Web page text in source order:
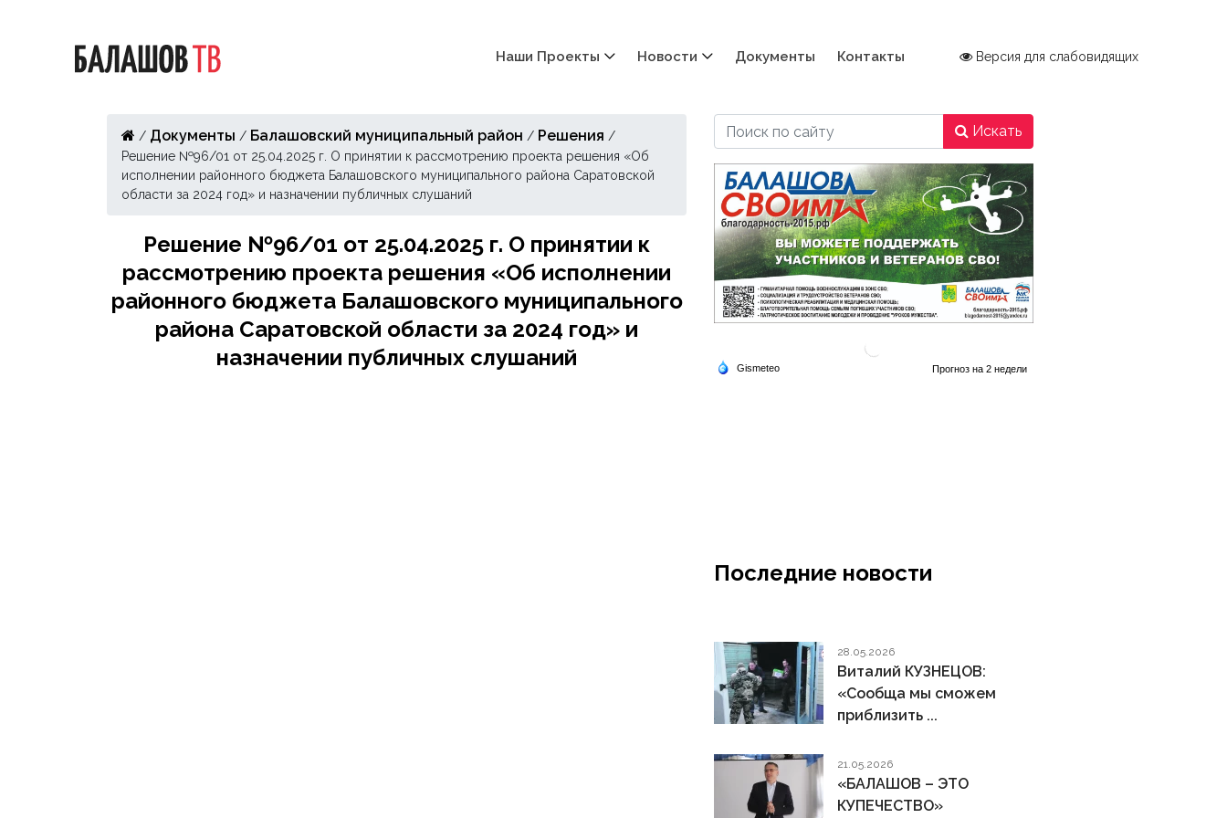
Наши Проекты Новости Документы Контакты Версия для слабовидящих
/ Документы / Балашовский муниципальный район / Решения /
Решение №96/01 от 25.04.2025 г. О принятии к рассмотрению проекта решения «Об
исполнении районного бюджета Балашовского муниципального района Саратовской
области за 2024 год» и назначении публичных слушаний
Решение №96/01 от 25.04.2025 г. О принятии к
рассмотрению проекта решения «Об исполнении
районного бюджета Балашовского муниципального
района Саратовской области за 2024 год» и
назначении публичных слушаний
Искать
Последние новости
28.05.2026
Виталий КУЗНЕЦОВ:
«Сообща мы сможем
приблизить ...
21.05.2026
«БАЛАШОВ – ЭТО
КУПЕЧЕСТВО»